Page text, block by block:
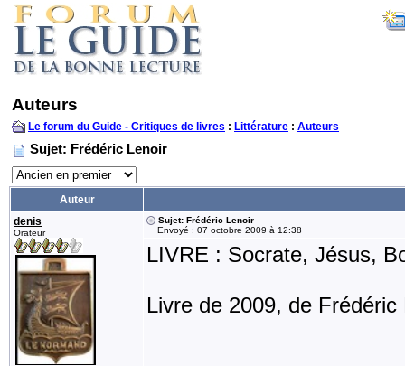
Auteurs
Le forum du Guide - Critiques de livres : Littérature : Auteurs
Sujet: Frédéric Lenoir
Auteur
denis
Orateur
Sujet: Frédéric Lenoir
Envoyé : 07 octobre 2009 à 12:38
LIVRE : Socrate, Jésus,
Livre de 2009, de